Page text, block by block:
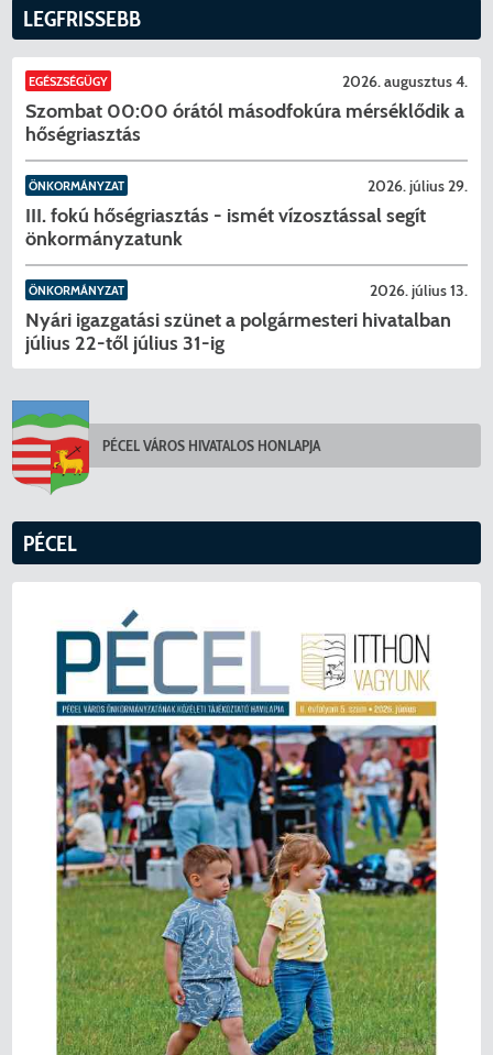
LEGFRISSEBB
EGÉSZSÉGÜGY 2026. augusztus 4.
Szombat 00:00 órától másodfokúra mérséklődik a
hőségriasztás
ÖNKORMÁNYZAT 2026. július 29.
III. fokú hőségriasztás - ismét vízosztással segít
önkormányzatunk
ÖNKORMÁNYZAT 2026. július 13.
Nyári igazgatási szünet a polgármesteri hivatalban
július 22-től július 31-ig
PÉCEL VÁROS HIVATALOS HONLAPJA
PÉCEL
KERESÉS